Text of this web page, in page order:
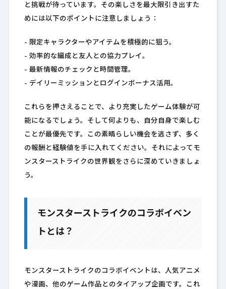
と挑戦が待っています。その楽しさを最大限引き出すた
めには以下のポイントに注意しましょう：
– 限定キャラクターやアイテムを積極的に狙う。
– 効率的な編成と友人との協力プレイ。
– 最新情報のチェックと時間管理。
– デイリーミッションとログインボーナス活用。
これらを押さえることで、より充実したゲーム体験が可
能になるでしょう。そして何よりも、自分自身で楽しむ
ことが最優先です。この素晴らしい機会を逃さず、多く
の報酬と経験値を手に入れてください。それによってモ
ンスターストライクの世界観をさらに深めていきましょ
う。
モンスターストライクのコラボイベン
トとは？
モンスターストライクのコラボイベントは、人気アニメ
や漫画、他のゲーム作品とのタイアップ企画です。これ